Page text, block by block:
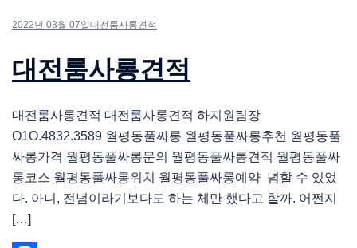
2022년 03월 07일 대전룸사롱견적
대전룸사롱견적
대전룸사롱견적 대전룸사롱견적 하지원팀장
O1O.4832.3589 월평동풀싸롱 월평동풀싸롱추천 월평동풀
싸롱가격 월평동풀싸롱문의 월평동풀싸롱견적 월평동풀싸
롱코스 월평동풀싸롱위치 월평동풀싸롱예약 념할 수 있었
다. 아니, 전념이라기보다도 하는 체만 했다고 할까. 어쩐지
[…]